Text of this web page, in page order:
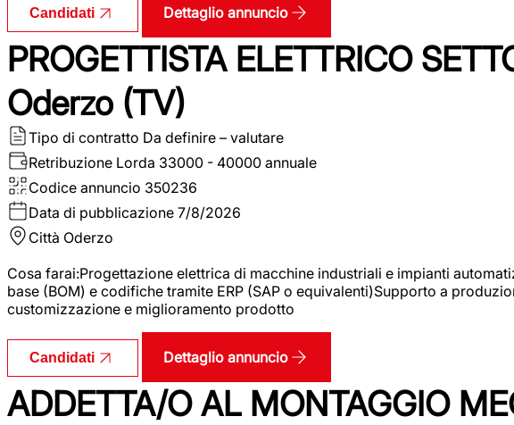
Candidati Dettaglio annuncio
PROGETTISTA ELETTRICO
Oderzo (TV)
Tipo di contratto Da definire – valutare
Retribuzione Lorda 33000 - 40000 annuale
Codice annuncio 350236
Data di pubblicazione 7/8/2026
Città Oderzo
Cosa farai:Progettazione elettrica di macchine industriali e impianti
base (BOM) e codifiche tramite ERP (SAP o equivalenti)Supporto a
customizzazione e miglioramento prodotto
Candidati Dettaglio annuncio
ADDETTA/O AL MONTAGGIO